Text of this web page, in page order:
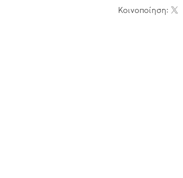
Κοινοποίηση: